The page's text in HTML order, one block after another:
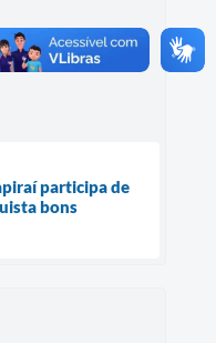
participa de
bons